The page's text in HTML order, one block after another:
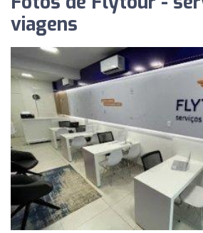
viagens